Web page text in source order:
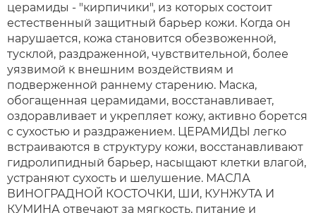
церамиды - "кирпичики", из которых состоит
естественный защитный барьер кожи. Когда он
нарушается, кожа становится обезвоженной,
тусклой, раздраженной, чувствительной, более
уязвимой к внешним воздействиям и
подверженной раннему старению. Маска,
обогащенная церамидами, восстанавливает,
оздоравливает и укрепляет кожу, активно борется
с сухостью и раздражением. ЦЕРАМИДЫ легко
встраиваются в структуру кожи, восстанавливают
гидролипидный барьер, насыщают клетки влагой,
устраняют сухость и шелушение. МАСЛА
ВИНОГРАДНОЙ КОСТОЧКИ, ШИ, КУНЖУТА И
КУМИНА отвечают за мягкость, питание и